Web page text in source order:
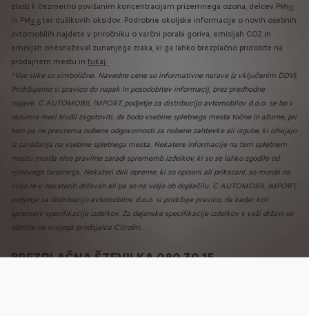
BREZPLAČNA ŠTEVILKA 080 30 15
zlasti k čezmerno povišanim koncentracijam prizemnega ozona, delcev PM10
in PM2,5 ter dušikovih oksidov. Podrobne okoljske informacije o novih osebnih
avtomobilih najdete v priročniku o varčni porabi goriva, emisijah CO2 in
emisijah onesnaževal zunanjega zraka, ki ga lahko brezplačno pridobite na
prodajnem mestu in tukaj.
*Vse slike so simbolične. Navedne cene so informativne narave (z vključenim DDV).
Pridržujemo si pravico do napak in posodobitev informacij, brez predhodne
najave. C AUTOMOBIL IMPORT, podjetje za distribucijo avtomobilov d.o.o. se bo v
razumni meri trudil zagotoviti, da bodo vsebine spletnega mesta točne in ažurne, pri
tem pa ne prevzema nobene odgovornosti za nobene zahtevke ali izgube, ki izhajajo
iz zanašanja na vsebine spletnega mesta. Nekatere informacije na tem spletnem
mestu morda niso pravilne zaradi sprememb izdelkov, ki so se lahko zgodile od
njihovega lansiranja. Nekateri deli opreme, ki so opisani ali prikazani, so morda na
voljo le v nekaterih državah ali pa so na voljo ob doplačilu. C AUTOMOBIL IMPORT,
podjetje za distribucijo avtomobilov d.o.o. si pridržuje pravico, da kadar koli
spremeni specifikacije izdelkov. Za dejanske specifikacije izdelkov v vaši državi se
obrnite na svojega prodajalca Citroën.